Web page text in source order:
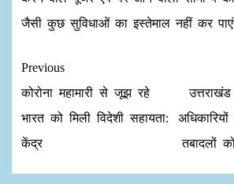
जैसी कुछ सुविधाओं का इस्तेमाल नहीं कर
Previous
कोरोना महामारी से जूझ रहे
भारत को मिली विदेशी सहायता:
केंद्र
तबादलों